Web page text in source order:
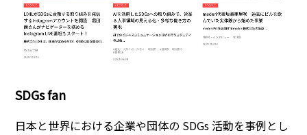
SDGs fan
日本と世界における企業や団体の SDGs 活動を事例とし